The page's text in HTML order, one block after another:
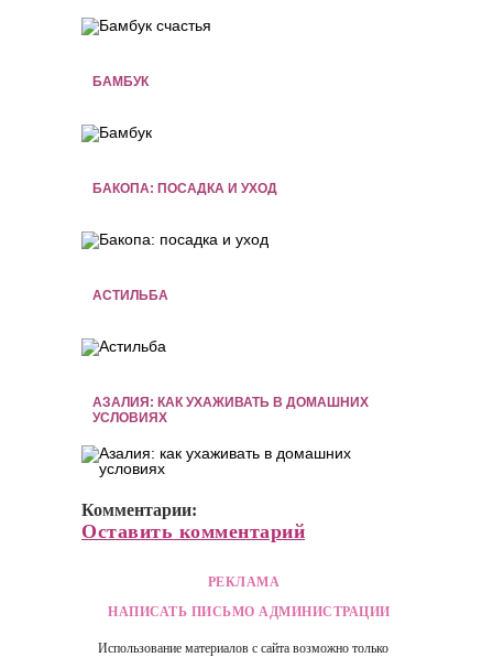
БАМБУК
БАКОПА: ПОСАДКА И УХОД
АСТИЛЬБА
АЗАЛИЯ: КАК УХАЖИВАТЬ В ДОМАШНИХ
УСЛОВИЯХ
Комментарии:
Оставить комментарий
РЕКЛАМА
НАПИСАТЬ ПИСЬМО АДМИНИСТРАЦИИ
Использование материалов с сайта возможно только